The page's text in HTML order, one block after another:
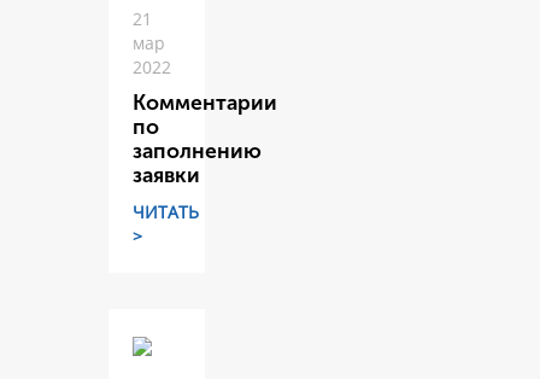
21
мар
2022
Комментарии
по
заполнению
заявки
ЧИТАТЬ
>